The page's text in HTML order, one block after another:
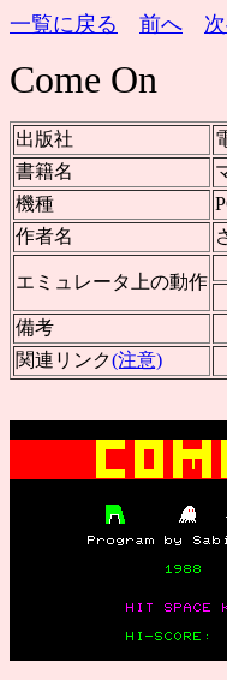
一覧に戻る 前へ
Come On
出版社
書籍名
機種
作者名
エミュレータ上の動作
備考
関連リンク(注意)